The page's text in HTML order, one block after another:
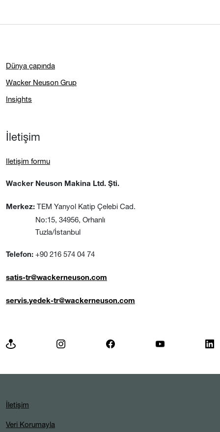
Dünya çapında
Wacker Neuson Grup
Insights
İletişim
Iletişim formu
Wacker Neuson Makina Ltd. Şti.
Merkez: TEM Yanyol Katip Çelebi Cad.
No:15, 34956, Orhanlı
Tuzla/İstanbul
Telefon: +90 216 574 04 74
satis-tr@wackerneuson.com
servis.yedek-tr@wackerneuson.com
İletişim
Veri Korumayla